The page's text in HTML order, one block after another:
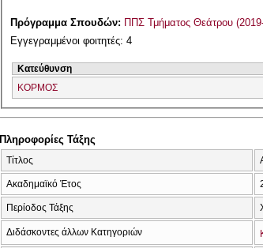
Πρόγραμμα Σπουδών: ΠΠΣ Τμήματος Θεάτρου
Εγγεγραμμένοι φοιτητές: 4
Κατεύθυνση
ΚΟΡΜΟΣ
Πληροφορίες Τάξης
Τίτλος
Ακαδημαϊκό Έτος
Περίοδος Τάξης
Διδάσκοντες άλλων Κατηγοριών